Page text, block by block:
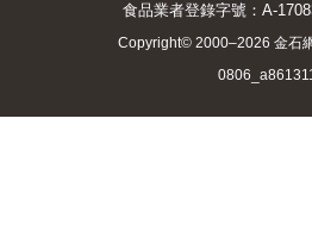
食品業者登錄字號：A-
Copyright© 2000–2026 金石